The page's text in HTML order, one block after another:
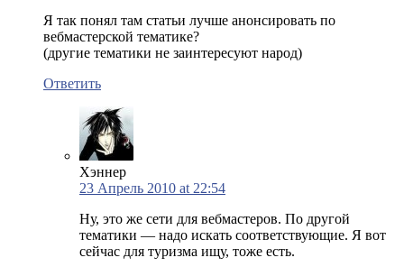
Я так понял там статьи лучше анонсировать по
вебмастерской тематике?
(другие тематики не заинтересуют народ)
Ответить
Хэннер
23 Апрель 2010 at 22:54
Ну, это же сети для вебмастеров. По другой
тематики — надо искать соответствующие. Я вот
сейчас для туризма ищу, тоже есть.